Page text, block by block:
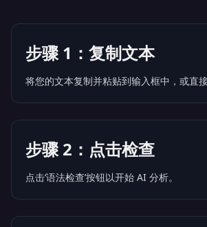
步骤 1：复制文本
将您的文本复制并粘贴到输入框中，或直接
步骤 2：点击检查
点击‘语法检查’按钮以开始 AI 分析。